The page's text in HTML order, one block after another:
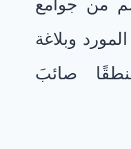
من جوامع
وبلاغة
صائبَ